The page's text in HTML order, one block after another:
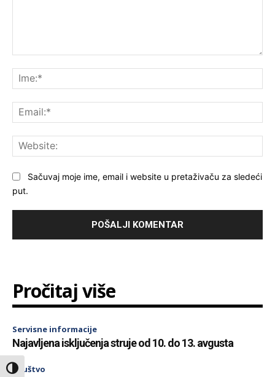
Toggle High Contrast
Sačuvaj moje ime, email i website u pretaživaču za sledeći
put.
Pročitaj više
Servisne informacije
Najavljena isključenja struje od 10. do 13. avgusta
Društvo